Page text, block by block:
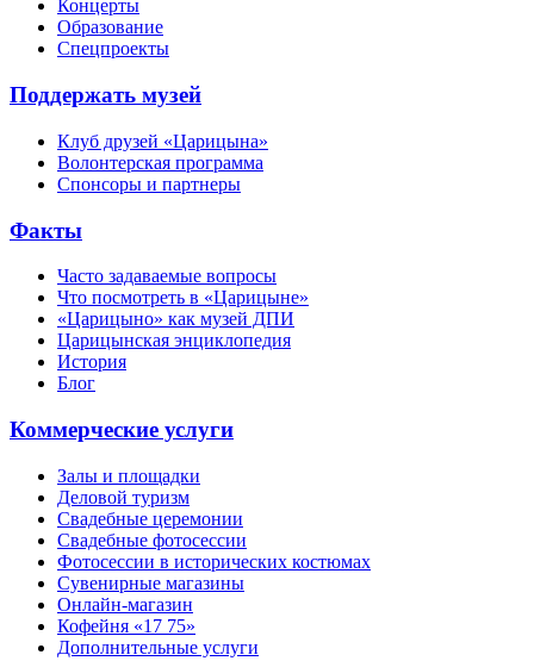
Концерты
Образование
Спецпроекты
Поддержать музей
Клуб друзей «Царицына»
Волонтерская программа
Спонсоры и партнеры
Факты
Часто задаваемые вопросы
Что посмотреть в «Царицыне»
«Царицыно» как музей ДПИ
Царицынская энциклопедия
История
Блог
Коммерческие услуги
Залы и площадки
Деловой туризм
Свадебные церемонии
Свадебные фотосессии
Фотосессии в исторических костюмах
Сувенирные магазины
Онлайн-магазин
Кофейня «17 75»
Дополнительные услуги